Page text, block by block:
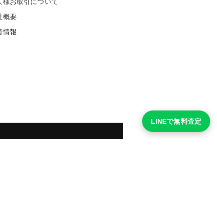
概要
情報
LINEで無料査定